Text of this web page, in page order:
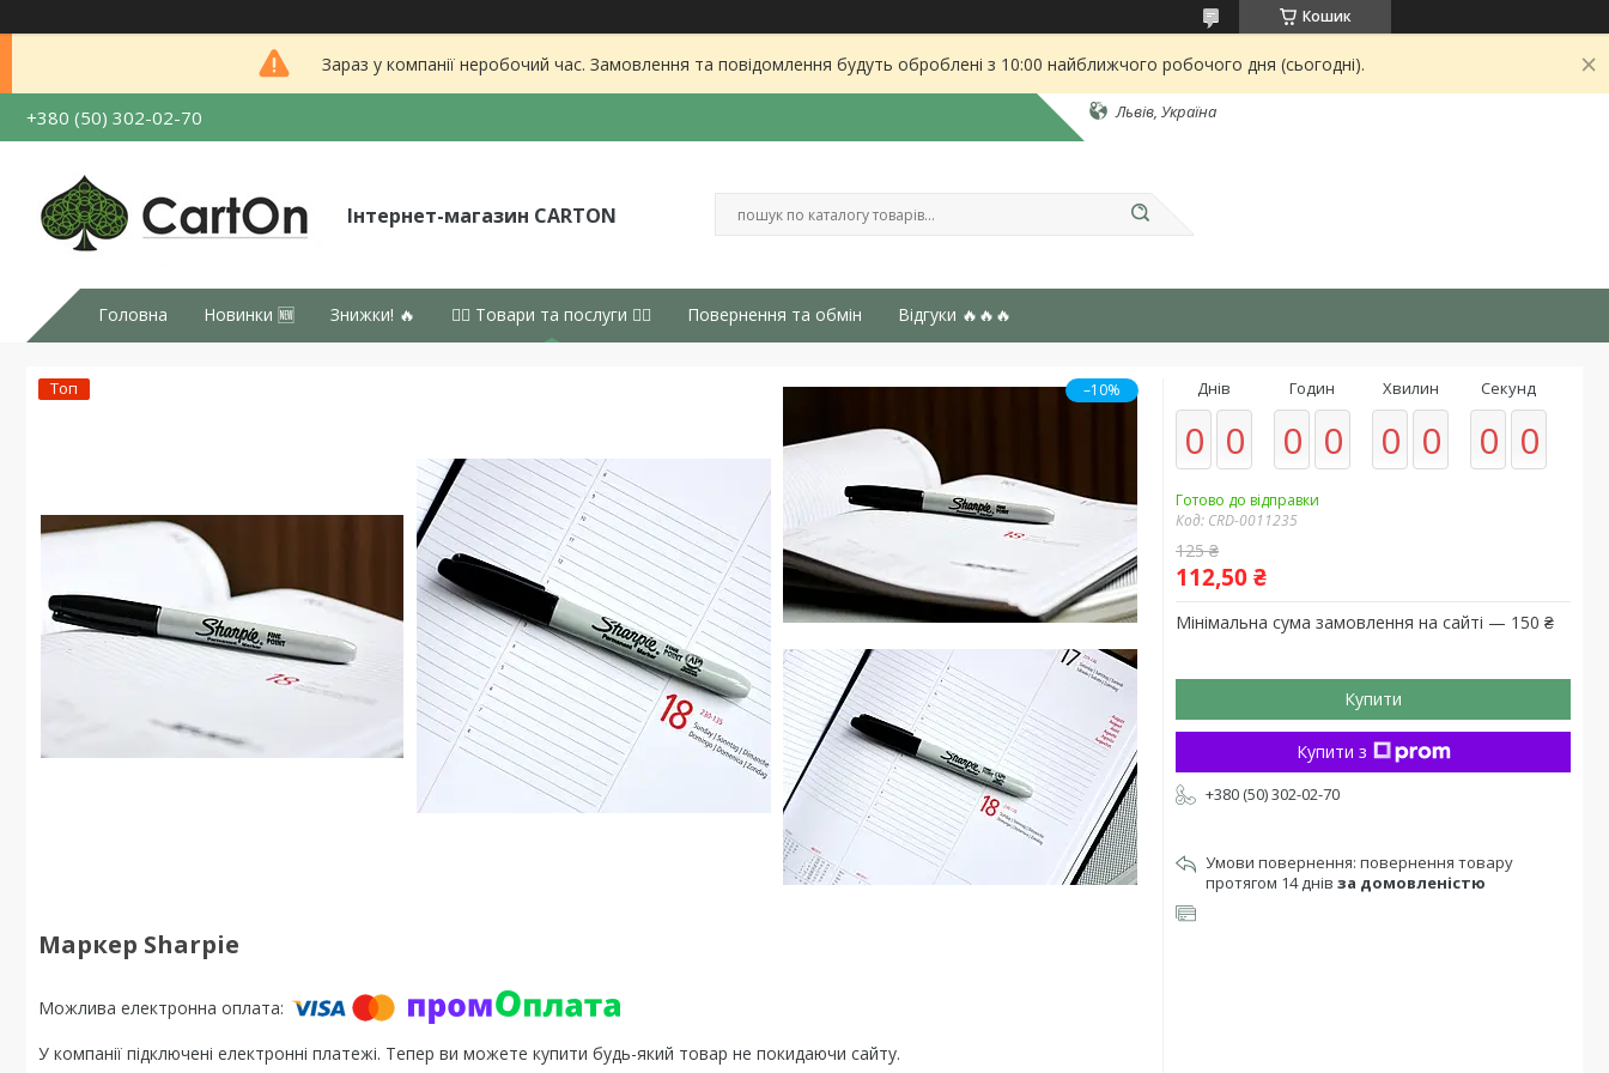
Кошик
Зараз у компанії неробочий час. Замовлення та повідомлення будуть оброблені з 10:00 найближчого робочого дня (сьогодні).
+380 (50) 302-02-70 Львів, Україна
Інтернет-магазин CARTON
Головна Новинки 🆕 Знижки! 🔥 👉🏻 Товари та послуги 👈🏻 Повернення та обмін Відгуки 🔥🔥🔥
Топ –10%
Маркер Sharpie
У компанії підключені електронні платежі. Тепер ви можете купити будь-який товар не покидаючи сайту.
Днів
0 0
Годин
0 0
Хвилин
0 0
Секунд
0 0
Готово до відправки
Код: CRD-0011235
125 ₴
112,50 ₴
Мінімальна сума замовлення на сайті — 150 ₴
Купити
Купити з
+380 (50) 302-02-70
повернення товару
протягом 14 днів за домовленістю